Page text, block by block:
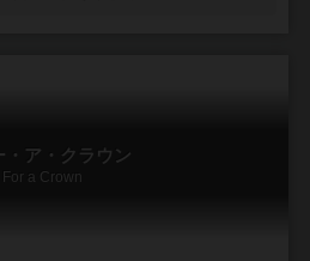
・ア・クラウン
For a Crown